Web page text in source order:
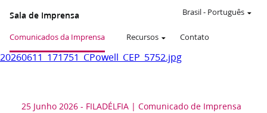
Sala de Imprensa
Comunicados da Imprensa Recursos Contato
Brasil- Português
20260611_171751_CPowell_CEP_5752.jpg
25 Junho 2026 - FILADÉLFIA Comunicado de Imprensa